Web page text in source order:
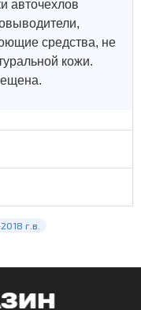
авточехлов
средства, не
кожи.
г.в.